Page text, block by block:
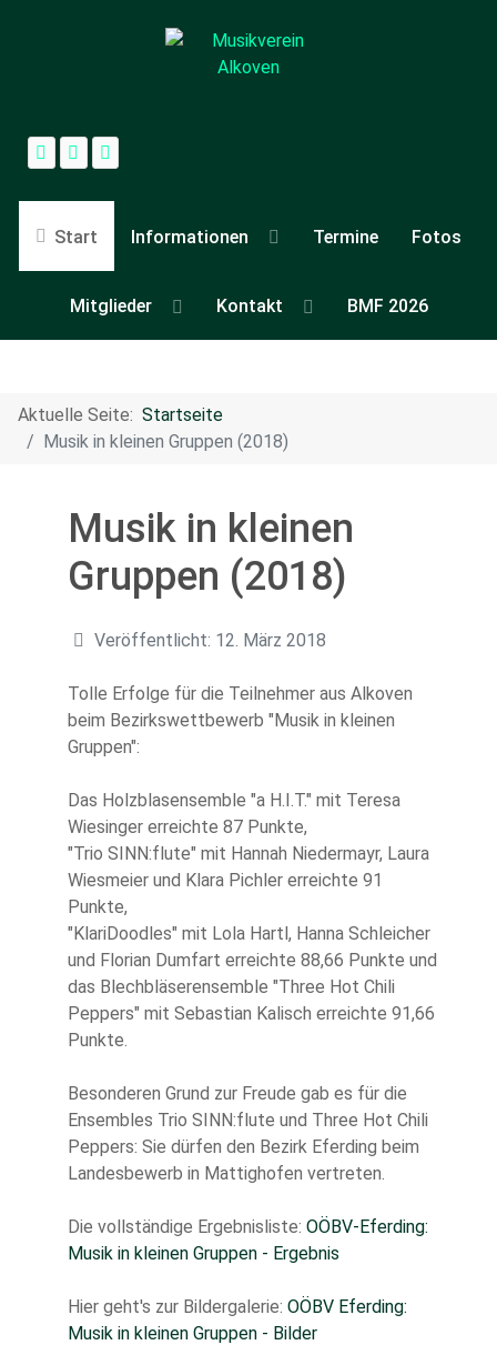
Start Informationen Termine Fotos
Mitglieder Kontakt BMF 2026
Aktuelle Seite: Startseite
Musik in kleinen Gruppen (2018)
Musik in kleinen
Gruppen (2018)
Details
Veröffentlicht: 12. März 2018
Tolle Erfolge für die Teilnehmer aus Alkoven
beim Bezirkswettbewerb "Musik in kleinen
Gruppen":
Das Holzblasensemble "a H.I.T." mit Teresa
Wiesinger erreichte 87 Punkte,
"Trio SINN:flute" mit Hannah Niedermayr, Laura
Wiesmeier und Klara Pichler erreichte 91
Punkte,
"KlariDoodles" mit Lola Hartl, Hanna Schleicher
und Florian Dumfart erreichte 88,66 Punkte und
das Blechbläserensemble "Three Hot Chili
Peppers" mit Sebastian Kalisch erreichte 91,66
Punkte.
Besonderen Grund zur Freude gab es für die
Ensembles Trio SINN:flute und Three Hot Chili
Peppers: Sie dürfen den Bezirk Eferding beim
Landesbewerb in Mattighofen vertreten.
Die vollständige Ergebnisliste: OÖBV-Eferding:
Musik in kleinen Gruppen - Ergebnis
Hier geht's zur Bildergalerie: OÖBV Eferding:
Musik in kleinen Gruppen - Bilder